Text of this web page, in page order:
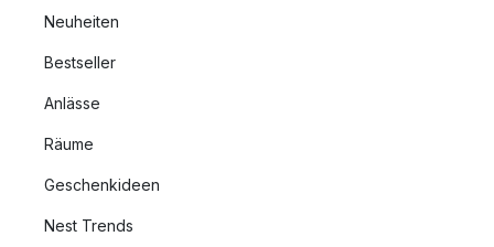
Neuheiten
Bestseller
Anlässe
Räume
Geschenkideen
Nest Trends